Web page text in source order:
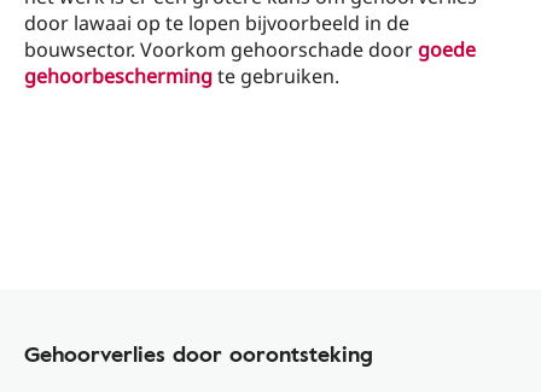
door lawaai op te lopen bijvoorbeeld in de
bouwsector. Voorkom gehoorschade doorgoede
gehoorbeschermingte gebruiken.
Gehoorverlies door oorontsteking